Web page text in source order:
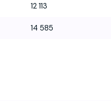
12 113
14 585